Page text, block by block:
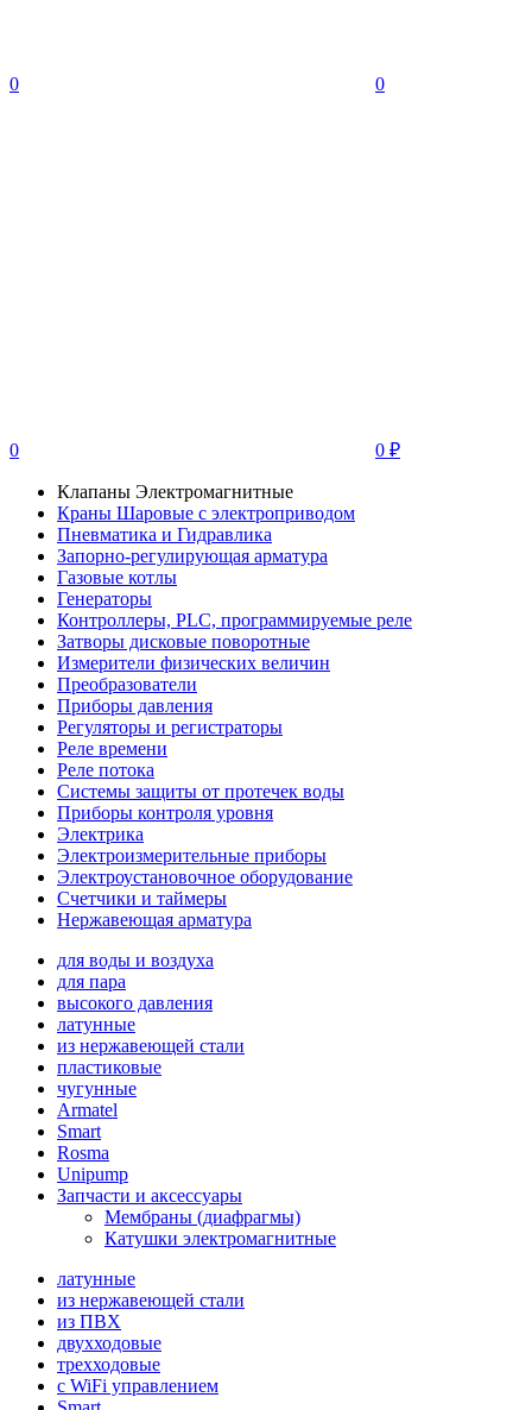
0 0
0 0 ₽
Клапаны Электромагнитные
Краны Шаровые с электроприводом
Пневматика и Гидравлика
Запорно-регулирующая арматура
Газовые котлы
Генераторы
Контроллеры, PLС, программируемые реле
Затворы дисковые поворотные
Измерители физических величин
Преобразователи
Приборы давления
Регуляторы и регистраторы
Реле времени
Реле потока
Системы защиты от протечек воды
Приборы контроля уровня
Электрика
Электроизмерительные приборы
Электроустановочное оборудование
Счетчики и таймеры
Нержавеющая арматура
для воды и воздуха
для пара
высокого давления
латунные
из нержавеющей стали
пластиковые
чугунные
Armatel
Smart
Rosma
Unipump
Запчасти и аксессуары
Мембраны (диафрагмы)
Катушки электромагнитные
латунные
из нержавеющей стали
из ПВХ
двухходовые
трехходовые
с WiFi управлением